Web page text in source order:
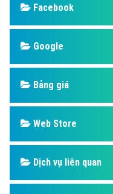
Dịch vụ quảng cáo Zalo
Định nghĩa
Nghĩa là gì
Phần mềm ứng dụng hay
Facebook
Google
Bảng giá
Web Store
Dịch vụ liên quan